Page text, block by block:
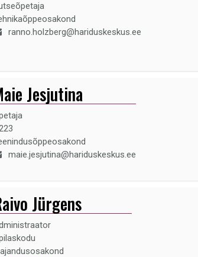
ranno.holzberg@hariduskeskus.ee
Jesjutina
maie.jesjutina@hariduskeskus.ee
Jürgens